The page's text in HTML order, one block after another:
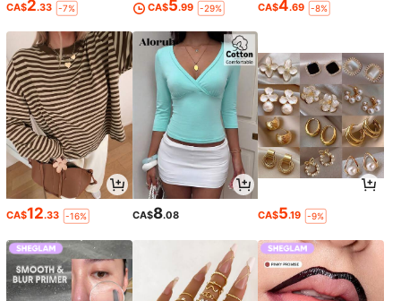
CA$2.33 -7% CA$5.99 -29% CA$4.69 -8%
CA$12.33 -16% CA$8.08 CA$5.19 -9%